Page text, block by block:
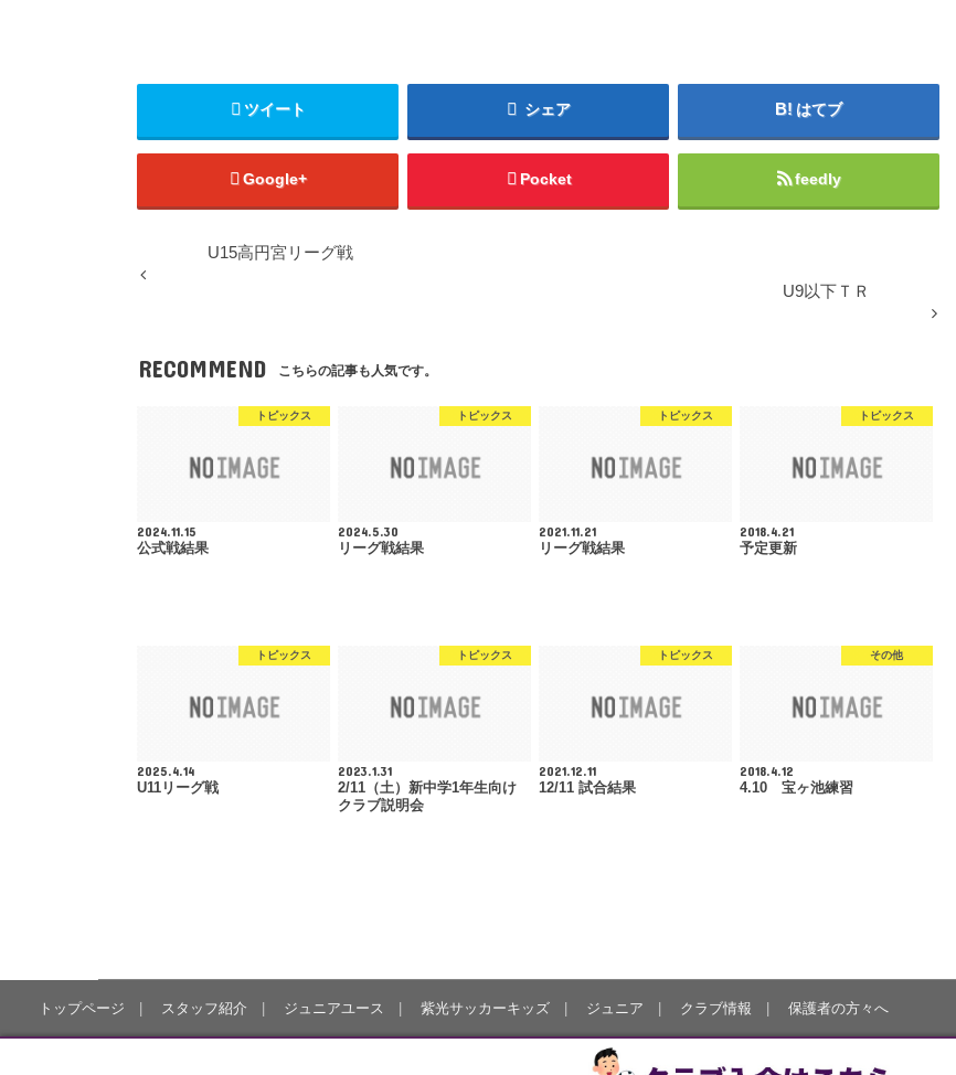
ツイート シェア はてブ
Google+ Pocket feedly
U15高円宮リーグ戦
U9以下ＴＲ
RECOMMEND こちらの記事も人気です。
トピックス
2024.11.15
公式戦結果
トピックス
2024.5.30
リーグ戦結果
トピックス
2021.11.21
リーグ戦結果
トピックス
2018.4.21
予定更新
トピックス
2025.4.14
U11リーグ戦
トピックス
2023.1.31
2/11（土）新中学1年生向け
クラブ説明会
トピックス
2021.12.11
12/11 試合結果
その他
2018.4.12
4.10 宝ヶ池練習
トップページ スタッフ紹介 ジュニアユース 紫光サッカーキッズ ジュニア クラブ情報 保護者の方々へ